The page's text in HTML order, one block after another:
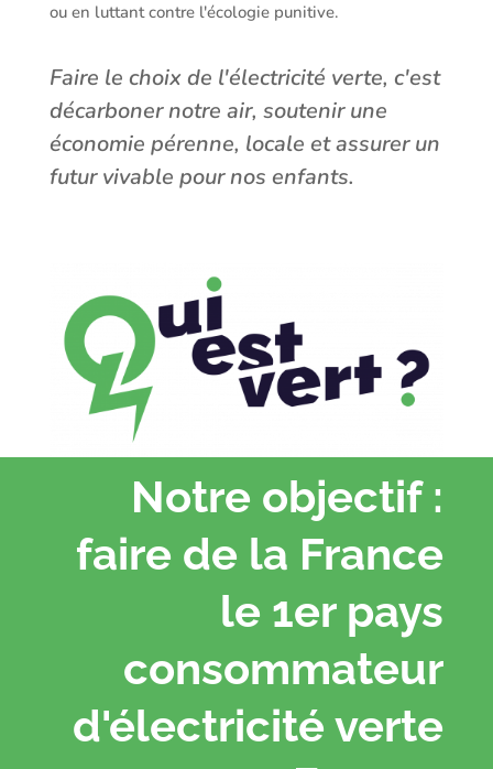
ou en luttant contre l'écologie punitive.
Faire le choix de l'électricité verte, c'est
décarboner notre air, soutenir une
économie pérenne, locale et assurer un
futur vivable pour nos enfants.
Notre objectif :
faire de la France
le 1er pays
consommateur
d'électricité verte